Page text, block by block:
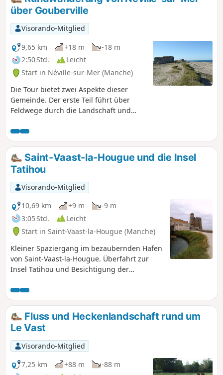
über Gouberville
Visorando-Mitglied
9,65 km
+18 m
-18 m
2:50 Std.
Leicht
Start in Néville-sur-Mer (Manche)
Die Tour bietet zwei Aspekte dieser
Gemeinde. Der erste Teil führt über
Feldwege durch die Landschaft und
reichen Baukultur, die vom Manoir
d'Imbranville und der Kirche von
Gouberville dominiert wird. Der zweite
Teil führt an der Küste entlang, wo
zahlreiche Bunker den Küstenweg
säumen.
Saint-Vaast-la-Hougue und die Insel
Tatihou
Visorando-Mitglied
10,69 km
+9 m
-9 m
3:05 Std.
Leicht
Start in Saint-Vaast-la-Hougue (Manche)
Kleiner Spaziergang im bezaubernden Hafen
von Saint-Vaast-la-Hougue. Überfahrt zur
Insel Tatihou und Besichtigung der
Departement Manche ist zwar weniger
beliebt als die benachbarten Departements
der Bretagne, bietet jedoch ebenso
wunderschöne Landschaften, die weniger
bewohnt, dafür aber wild und
abwechslungsreich sind. Wenn Sie in der
Gegend sind, sollten Sie diese Region
unbedingt entdecken, insbesondere die
Fluss und Heckenlandschaft rund um
Le Vast
Visorando-Mitglied
7,25 km
+88 m
-88 m